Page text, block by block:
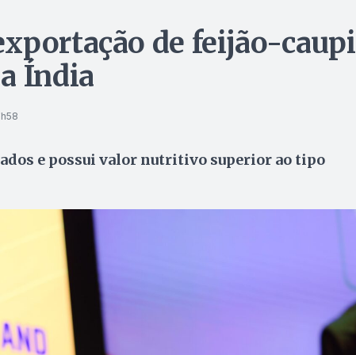
de feijão-caupi
Índia
e possui valor nutritivo superior ao tipo